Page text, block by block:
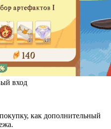
вход
как дополнительный